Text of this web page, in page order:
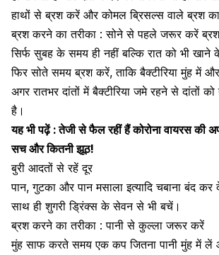
हाथों से ब्रश करें और कोमल ब्रिसल्स वाले ब्रश
ब्रश करने का तरीका : सोने से पहले जरूर करें ब्रश
सिर्फ सुबह के समय ही नहीं बल्कि रात को भी खाने
फिर सोते समय ब्रश करें, ताकिबैक्टीरिया मुंह में और
अगर रातभर दांतों में बैक्टीरिया जमे रहने से दांतों
है।
यह भी पढ़ें :तेजी से फैल रहीं हैं कोरोना वायरस की
सच और कितनी झूठ!
बुरी आदतों से रहें दूर
पान, गुटका और पान मसाला इत्यादि चबाना बंद
साथ ही शुगरी ड्रिंक्स के सेवन से भी बचें।
ब्रश करने का तरीका : पानी से कुल्ला जरूर करें
मुंह साफ करते समय एक कप जितना पानी मुंह में